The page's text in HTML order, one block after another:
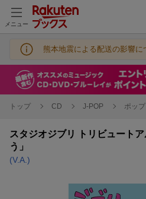
メニュー
熊本地震による配送の影響に
トップ CD J-POP ポップ
スタジオジブリ トリビュート
う」
(V.A.)